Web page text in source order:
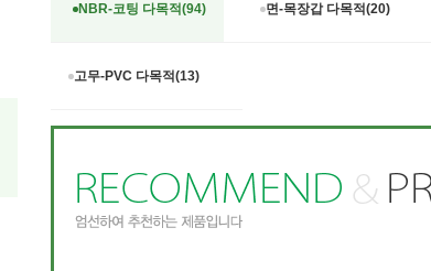
NBR-코팅 다목적(94) 면-목장갑 다목적(20)
고무-PVC 다목적(13)